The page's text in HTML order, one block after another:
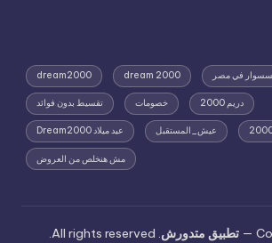
dream2000 dream 2000 في مصر
تقسيط بدون فوائد خصومات دريم 2000
عيد ميلاد Dream2000 عيش_المستقبل
مش هنخلص من العروض
تطبيق متدورش. All rights reserved.